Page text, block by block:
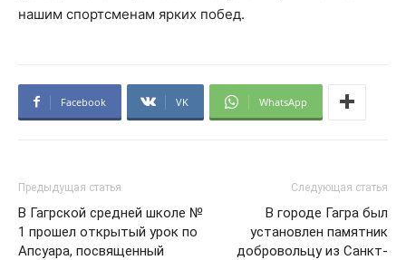
нашим спортсменам ярких побед.
Facebook VK WhatsApp
Предыдущая статья
В Гагрской средней школе №
1 прошел открытый урок по
Апсуара, посвященный
Следующая статья
В городе Гагра был
установлен памятник
добровольцу из Санкт-